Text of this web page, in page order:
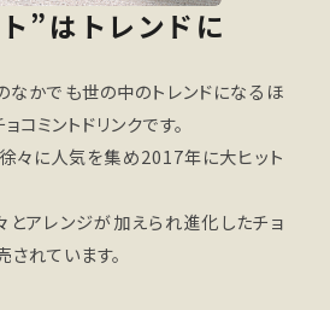
”はトレンドに
なかでも世の中のトレンドになるほ
コミントドリンクです。
々に人気を集め2017年に大ヒット
とアレンジが加えられ進化したチョ
されています。